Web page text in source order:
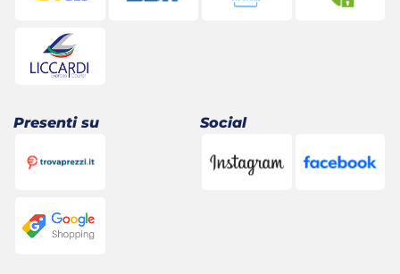
Presenti su Social